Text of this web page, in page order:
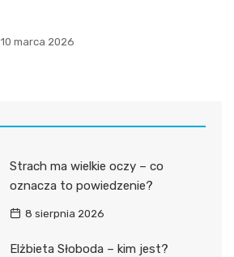
10 marca 2026
Strach ma wielkie oczy – co
oznacza to powiedzenie?
8 sierpnia 2026
Elżbieta Słoboda – kim jest?